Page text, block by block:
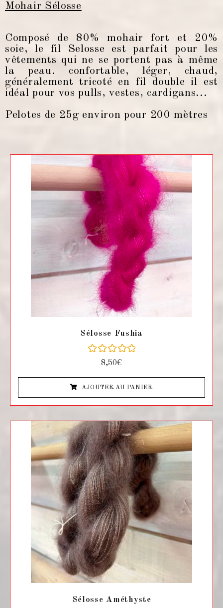
Mohair Sélosse
Composé de 80% mohair fort et 20%
soie, le fil Selosse est parfait pour les
vêtements qui ne se portent pas à même
la peau. confortable, léger, chaud,
généralement tricoté en fil double il est
idéal pour vos pulls, vestes, cardigans...
Pelotes de 25g environ pour 200 mètres
Sélosse Fushia
t
e
s
r
5
8,50€
AJOUTER AU PANIER
Sélosse Améthyste